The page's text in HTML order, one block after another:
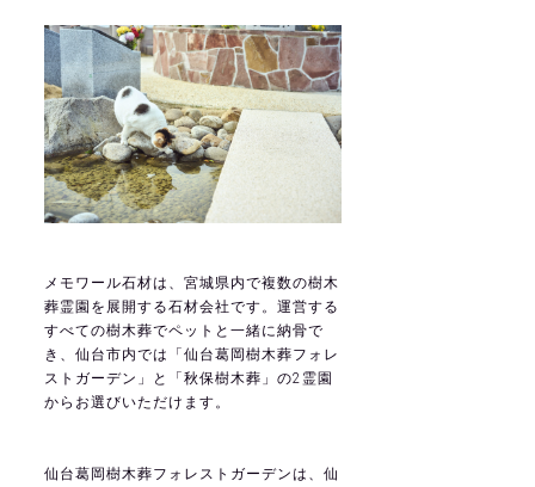
メモワール石材は、宮城県内で複数の樹木
葬霊園を展開する石材会社です。運営する
すべての樹木葬でペットと一緒に納骨で
き、仙台市内では「仙台葛岡樹木葬フォレ
ストガーデン」と「秋保樹木葬」の2霊園
からお選びいただけます。
仙台葛岡樹木葬フォレストガーデンは、仙